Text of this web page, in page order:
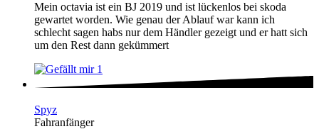
Mein octavia ist ein BJ 2019 und ist lückenlos bei skoda
gewartet worden. Wie genau der Ablauf war kann ich
schlecht sagen habs nur dem Händler gezeigt und er hatt sich
um den Rest dann gekümmert
1
Spyz
Fahranfänger